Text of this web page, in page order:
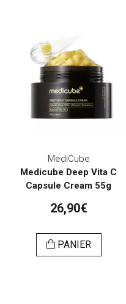
MediCube
Medicube Deep Vita C
Capsule Cream 55g
26,90€
PANIER